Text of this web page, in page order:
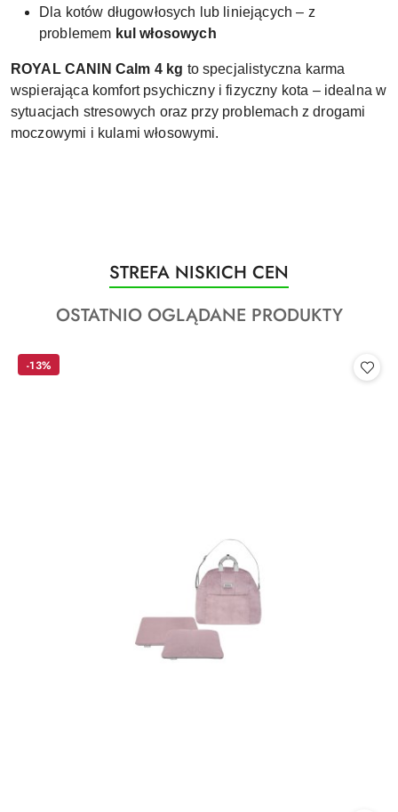
Dla kotów długowłosych lub liniejących – z
problemem kul włosowych
ROYAL CANIN Calm 4 kg to specjalistyczna karma
wspierająca komfort psychiczny i fizyczny kota – idealna w
sytuacjach stresowych oraz przy problemach z drogami
moczowymi i kulami włosowymi.
Pomiń karuzelę produktów
Produkty
o
statusie:
STREFA NISKICH CEN
Produkty
statusie:
OSTATNIO OGLĄDANE PRODUKTY
-13%